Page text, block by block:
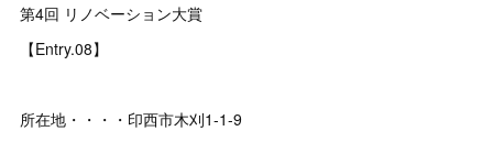
第4回 リノベーション大賞
【Entry.08】
所在地・・・・印西市木刈1-1-9